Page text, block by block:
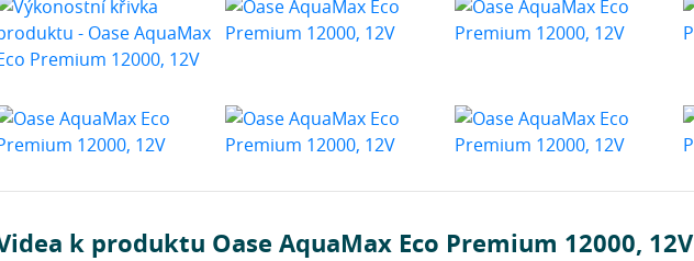
k produktu Oase AquaMax Eco Premium 12000, 12V